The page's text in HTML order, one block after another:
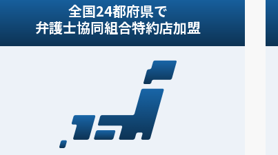
全国24都府県で
弁護士協同組合特約店加盟